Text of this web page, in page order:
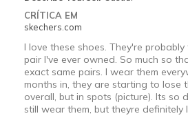
CRÍTICA EM
skechers.com
I love these shoes. They're
pair I've ever owned. So much so
exact same pairs. I wear them
months in, they are starting to lose
overall, but in spots (picture). Its so
still wear them, but theyre definitely